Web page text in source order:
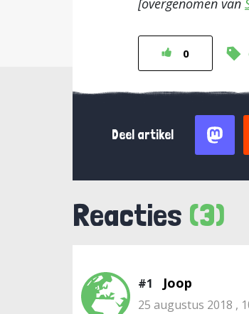
[overgenomen van
0
Deel artikel
Reacties (3)
#1 Joop
25 augustus 2018 ,